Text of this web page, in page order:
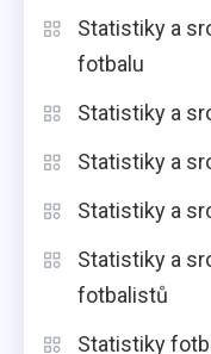
Statistiky a
fotbalu
Statistiky a
Statistiky a
Statistiky a
Statistiky a
fotbalistů
Statistiky